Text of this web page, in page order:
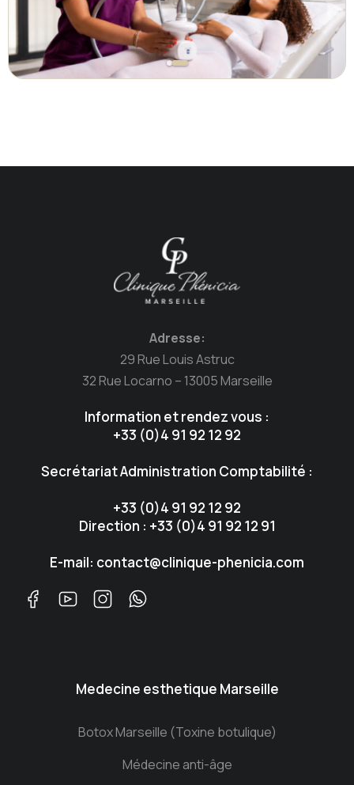
Adresse:
29 Rue Louis Astruc
32 Rue Locarno – 13005 Marseille
Information et rendez vous :
+33 (0)4 91 92 12 92
Secrétariat Administration Comptabilité :
+33 (0)4 91 92 12 92
Direction : +33 (0)4 91 92 12 91
E-mail: contact@clinique-phenicia.com
Medecine esthetique Marseille
Botox Marseille (Toxine botulique)
Médecine anti-âge